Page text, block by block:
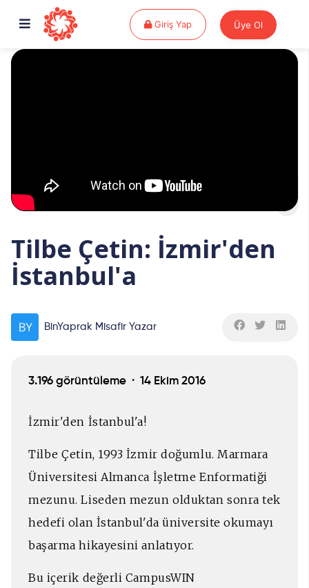
Giriş YapGiriş Yap Üye Ol
Tilbe Çetin: İzmir'den
İstanbul'a
BinYaprak Misafir Yazar
3.196 görüntüleme · 14 Ekim 2016
İzmir'den İstanbul'a!
Tilbe Çetin, 1993 İzmir doğumlu. Marmara
Üniversitesi Almanca İşletme Enformatiği
mezunu. Liseden mezun olduktan sonra tek
hedefi olan İstanbul'da üniversite okumayı
başarma hikayesini anlatıyor.
Bu içerik değerli CampusWIN